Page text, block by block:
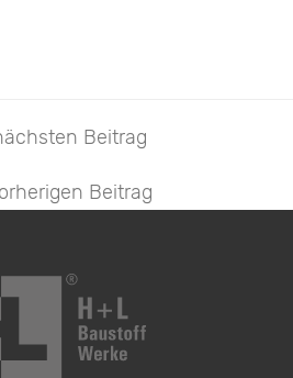
Beitrag
Beitrag